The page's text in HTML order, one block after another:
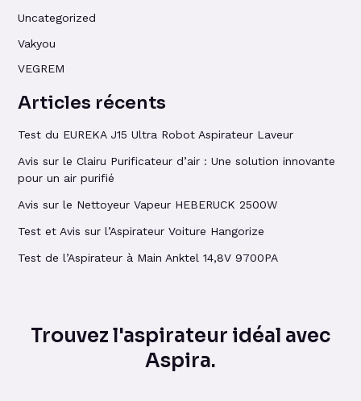
Uncategorized
Vakyou
VEGREM
Articles récents
Test du EUREKA J15 Ultra Robot Aspirateur Laveur
Avis sur le Clairu Purificateur d’air : Une solution innovante
pour un air purifié
Avis sur le Nettoyeur Vapeur HEBERUCK 2500W
Test et Avis sur l’Aspirateur Voiture Hangorize
Test de l’Aspirateur à Main Anktel 14,8V 9700PA
Trouvez l'aspirateur idéal avec
Aspira.